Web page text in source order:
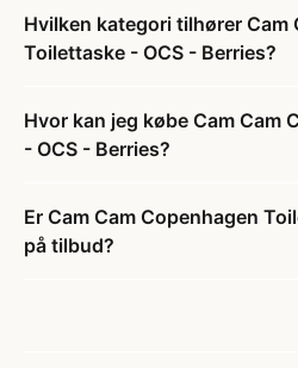
Hvilken kategori tilhører Cam
Toilettaske - OCS - Berries?
Hvor kan jeg købe Cam Cam
- OCS - Berries?
Er Cam Cam Copenhagen
på tilbud?